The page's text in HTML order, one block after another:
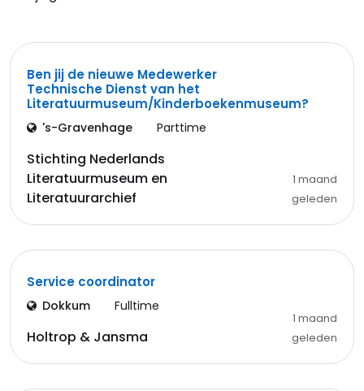
Ben jij de nieuwe Medewerker
Technische Dienst van het
Literatuurmuseum/Kinderboekenmuseum?
's-Gravenhage Parttime
Stichting Nederlands
Literatuurmuseum en
Literatuurarchief
1 maand
geleden
Service coordinator
Dokkum Fulltime
Holtrop & Jansma
1 maand
geleden